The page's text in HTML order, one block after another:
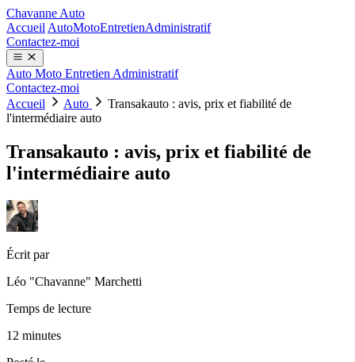
Chavanne Auto
Accueil AutoMotoEntretienAdministratif
Contactez-moi
Auto Moto Entretien Administratif
Contactez-moi
Accueil
Auto
Transakauto : avis, prix et fiabilité de
l'intermédiaire auto
Transakauto : avis, prix et fiabilité de
l'intermédiaire auto
Écrit par
Léo "Chavanne" Marchetti
Temps de lecture
12 minutes